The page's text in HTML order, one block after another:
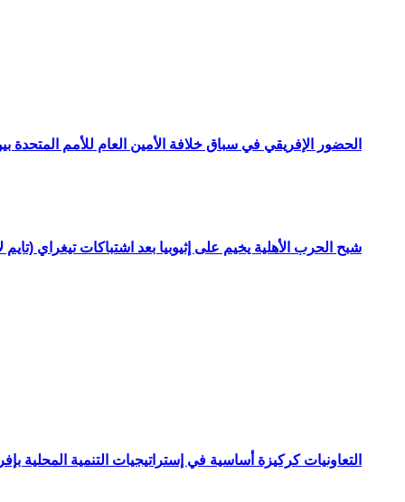
الحضور الإفريقي في سباق خلافة الأمين العام للأمم المتحدة
التعاونيات كركيزة أساسية في إستراتيجيات التنمية المحلية
شبح الحرب الأهلية يخيم على إثيوبيا بعد اشتباكات تيغراي (تايم